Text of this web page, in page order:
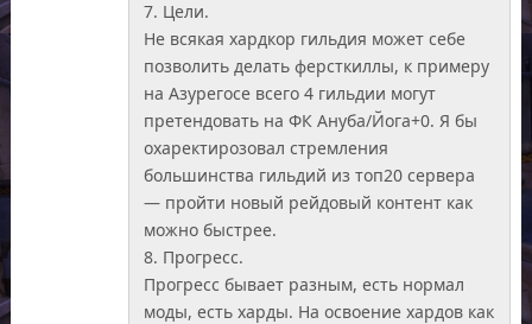
7. Цели.
Не всякая хардкор гильдия может себе
позволить делать ферсткиллы, к примеру
на Азурегосе всего 4 гильдии могут
претендовать на ФК Ануба/Йога+0. Я бы
охаректирозовал стремления
большинства гильдий из топ20 сервера
— пройти новый рейдовый контент как
можно быстрее.
8. Прогресс.
Прогресс бывает разным, есть нормал
моды, есть харды. На освоение хардов как